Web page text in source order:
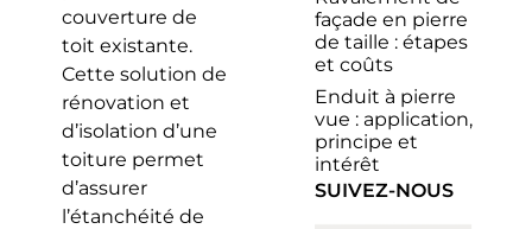
couverture de
toit existante.
Cette solution de
rénovation et
d’isolation d’une
toiture permet
d’assurer
l’étanchéité de
façade en pierre
de taille : étapes
et coûts
Enduit à pierre
vue : application,
principe et
intérêt
SUIVEZ-NOUS